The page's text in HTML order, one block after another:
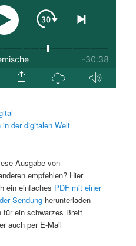
der digitalen Welt
Ausgabe von
empfehlen? Hier
ein einfaches PDF mit einer
Sendungherunterladen
für ein schwarzes Brett
auch per E-Mail